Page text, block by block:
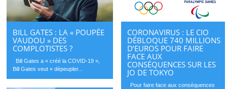
BILL GATES : LA « POUPÉE
VAUDOU » DES
COMPLOTISTES ?
Bill Gates a « créé la COVID-19 »,
Bill Gates veut « dépeupler...
CORONAVIRUS : LE CIO
DÉBLOQUE 740 MILLIONS
D’EUROS POUR FAIRE
FACE AUX
CONSÉQUENCES SUR LES
JO DE TOKYO
Pour faire face aux conséquences